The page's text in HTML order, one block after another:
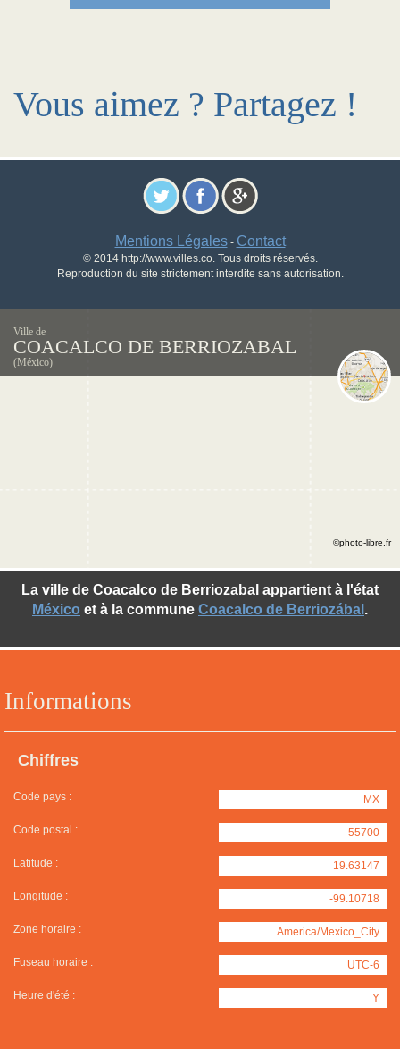
Vous aimez ? Partagez !
Mentions Légales- Contact
© 2014 http://www.villes.co. Tous droits réservés.
Reproduction du site strictement interdite sans autorisation.
Ville de
COACALCO DE BERRIOZABAL
(México)
Informations
Chiffres
Code pays : MX
Code postal : 55700
Latitude : 19.63147
Longitude : -99.10718
Zone horaire : America/Mexico_City
Fuseau horaire : UTC-6
Heure d'été : Y
La ville de Coacalco de Berriozabal appartient à l'état
México et à la commune Coacalco de Berriozábal .
©photo-libre.fr